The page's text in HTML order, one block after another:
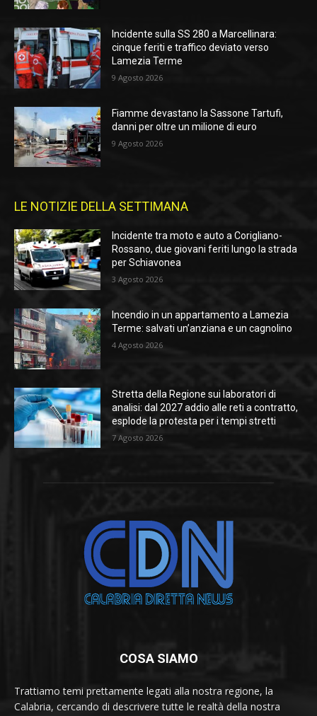
Incidente sulla SS 280 a Marcellinara:
cinque feriti e traffico deviato verso
Lamezia Terme
9 Agosto 2026
Fiamme devastano la Sassone Tartufi,
danni per oltre un milione di euro
9 Agosto 2026
LE NOTIZIE DELLA SETTIMANA
Incidente tra moto e auto a Corigliano-
Rossano, due giovani feriti lungo la strada
per Schiavonea
3 Agosto 2026
Incendio in un appartamento a Lamezia
Terme: salvati un’anziana e un cagnolino
4 Agosto 2026
Stretta della Regione sui laboratori di
analisi: dal 2027 addio alle reti a contratto,
esplode la protesta per i tempi stretti
7 Agosto 2026
COSA SIAMO
Trattiamo temi prettamente legati alla nostra regione, la
Calabria, cercando di descrivere tutte le realtà della nostra